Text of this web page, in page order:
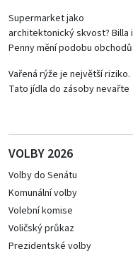
Supermarket jako
architektonický skvost? Billa i
Penny mění podobu obchodů
Vařená rýže je největší riziko.
Tato jídla do zásoby nevařte
VOLBY 2026
Volby do Senátu
Komunální volby
Volební komise
Voličský průkaz
Prezidentské volby